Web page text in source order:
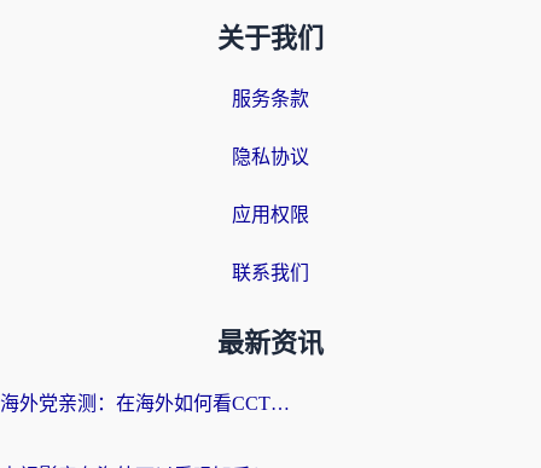
关于我们
服务条款
隐私协议
应用权限
联系我们
最新资讯
海外党亲测：在海外如何看CCTV？告别“仅限大陆播放”的实用指南